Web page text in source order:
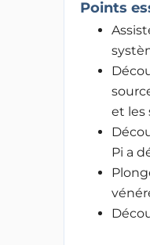
Points
et les
Pi a